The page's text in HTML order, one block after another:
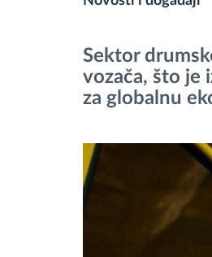
Planiranje i
Otkrijte sve
Sektor
vozača, što je
za globalnu